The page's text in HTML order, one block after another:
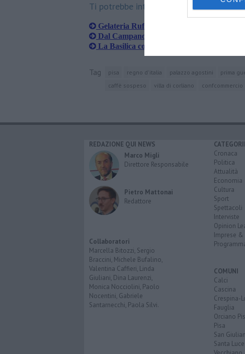
Ti potrebbe interessare anche:
Gelateria Rufus in... Vetrina Toscana
Dal Campano un secolo di storia pisana
La Basilica compie 25 anni di gusto
Tag pisa regno d'italia palazzo agostini prima
caffè sospeso
villa di corliano confcommercio
REDAZIONE QUI NEWS
Marco Migli
Direttore Responsabile
Pietro Mattonai
Redattore
Collaboratori
Marcella Bitozzi, Sergio
Braccini, Michele Bufalino,
Valentina Caffieri, Linda
Giuliani, Dina Laurenzi,
Monica Nocciolini, Paolo
Nocentini, Gabriele
Santarnecchi, Paola Silvi.
Cronaca
Politica
Attualità
Economia
Cultura
Sport
Spettacoli
Interviste
Opinion
Imprese
COMUNI
Calci
Cascina
Crespina-
Fauglia
Orciano
Pisa
San
Santa Luce